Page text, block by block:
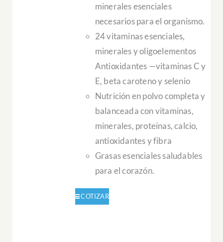
minerales esenciales
necesarios para el organismo.
24 vitaminas esenciales,
minerales y oligoelementos
Antioxidantes —vitaminas C y
E, beta caroteno y selenio
Nutrición en polvo completa y
balanceada con vitaminas,
minerales, proteínas, calcio,
antioxidantes y fibra
Grasas esenciales saludables
para el corazón.